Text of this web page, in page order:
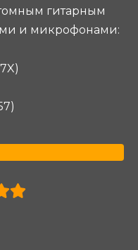
гитарным
и микрофонами: